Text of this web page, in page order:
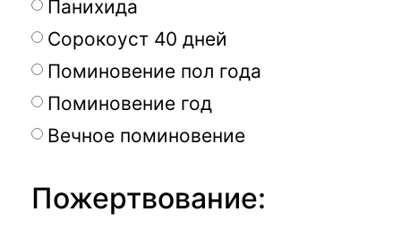
Панихида
Сорокоуст 40 дней
Поминовение пол года
Поминовение год
Вечное поминовение
Пожертвование: